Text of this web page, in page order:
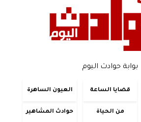
بوابة حوادث اليوم
قضايا الساعة العيون الساهرة
من الحياة حوادث المشاهير